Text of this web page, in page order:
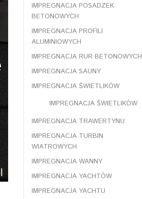
IMPREGNACJA POSADZEK
BETONOWYCH
IMPREGNACJA PROFILI
ALUMINIOWYCH
IMPREGNACJA RUR BETONOWYCH
IMPREGNACJA SAUNY
IMPREGNACJA ŚWIETLIKÓW
IMPREGNACJA ŚWIETLIKÓW
IMPREGNACJA TRAWERTYNU
IMPREGNACJA TURBIN
WIATROWYCH
IMPREGNACJA WANNY
IMPREGNACJA YACHTÓW
IMPREGNACJA YACHTU